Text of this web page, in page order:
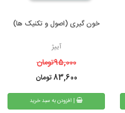
خون گیری (اصول و تکنیک ها)
آییژ
95,000تومان
83,600تومان
| افزودن به سبد خرید